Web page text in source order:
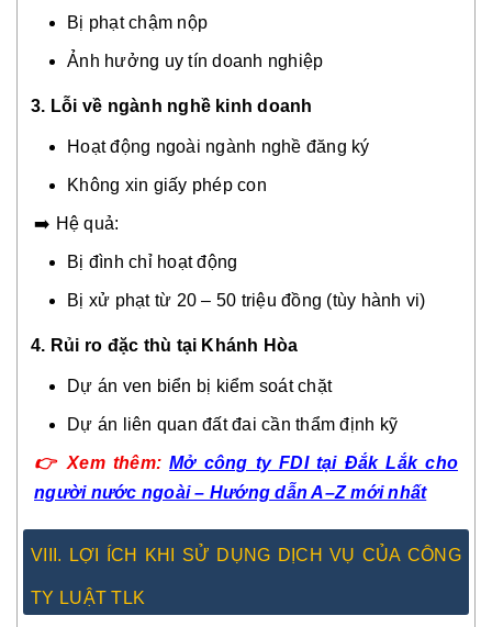
Bị phạt chậm nộp
Ảnh hưởng uy tín doanh nghiệp
3. Lỗi về ngành nghề kinh doanh
Hoạt động ngoài ngành nghề đăng ký
Không xin giấy phép con
➡️ Hệ quả:
Bị đình chỉ hoạt động
Bị xử phạt từ 20 – 50 triệu đồng (tùy hành vi)
4. Rủi ro đặc thù tại Khánh Hòa
Dự án ven biển bị kiểm soát chặt
Dự án liên quan đất đai cần thẩm định kỹ
👉 Xem thêm:Mở công ty FDI tại Đắk Lắk cho
người nước ngoài – Hướng dẫn A–Z mới nhất
VIII. LỢI ÍCH KHI SỬ DỤNG DỊCH VỤ CỦA CÔNG
TY LUẬT TLK